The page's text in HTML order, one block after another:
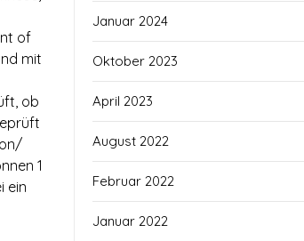
of
mit
ob
1
ein
Januar 2024
Oktober 2023
April 2023
August 2022
Februar 2022
Januar 2022